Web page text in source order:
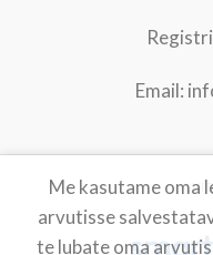
Email:
Me kasutame oma
arvutisse
te lubate oma